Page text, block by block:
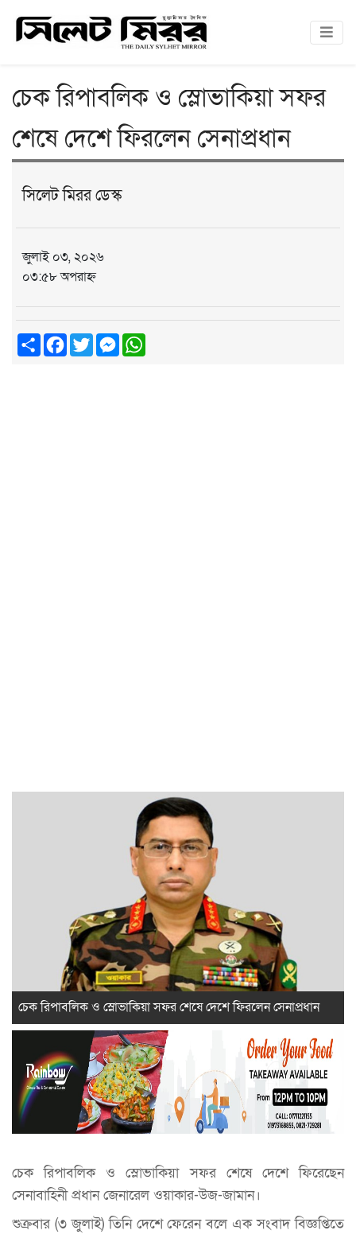
চেক রিপাবলিক ও স্লোভাকিয়া সফর
শেষে দেশে ফিরলেন সেনাপ্রধান
সিলেট মিরর ডেস্ক
জুলাই ০৩, ২০২৬
০৩:৫৮ অপরাহ্ন
ShareFacebook
TwitterMessenger
চেক রিপাবলিক ও স্লোভাকিয়া সফর শেষে দেশে ফিরলেন সেনাপ্রধান
চেক রিপাবলিক ও স্লোভাকিয়া সফর শেষে দেশে ফিরেছেন
সেনাবাহিনী প্রধান জেনারেল ওয়াকার-উজ-জামান।
শুক্রবার (৩ জুলাই) তিনি দেশে ফেরেন বলে এক সংবাদ বিজ্ঞপ্তিতে